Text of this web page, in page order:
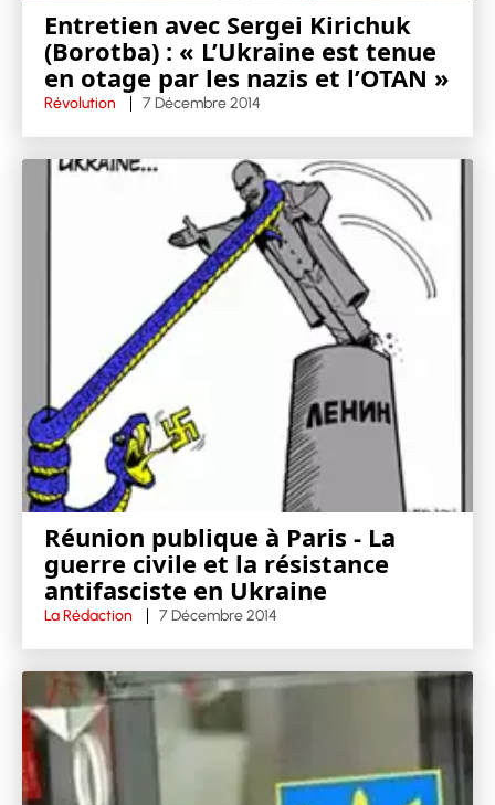
Entretien avec Sergei Kirichuk
(Borotba) : « L’Ukraine est tenue
en otage par les nazis et l’OTAN »
Révolution 7 Décembre 2014
Réunion publique à Paris - La
guerre civile et la résistance
antifasciste en Ukraine
La Rédaction 7 Décembre 2014